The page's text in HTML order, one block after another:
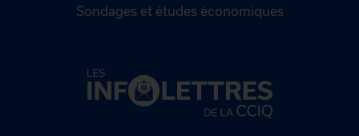
Sondages et études économiques